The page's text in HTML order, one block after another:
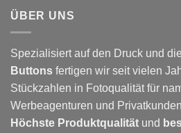
ÜBER UNS
Spezialisiert auf den Druck und
Buttons fertigen wir seit vielen
Stückzahlen in Fotoqualität für
Werbeagenturen und
Höchste Produktqualität und